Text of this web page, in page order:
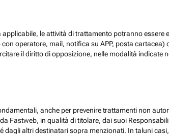
le attività di trattamento potranno
operatore, mail, notifica su APP, posta
il diritto di opposizione, nelle modalità indicate
anche per prevenire trattamenti non
Fastweb, in qualità di titolare, dai suoi
altri destinatari sopra menzionati. In taluni